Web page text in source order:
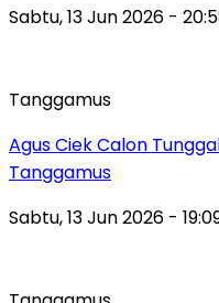
Sabtu, 13 Jun 2026 -
Tanggamus
Agus Ciek Calon
Tanggamus
Sabtu, 13 Jun 2026 -